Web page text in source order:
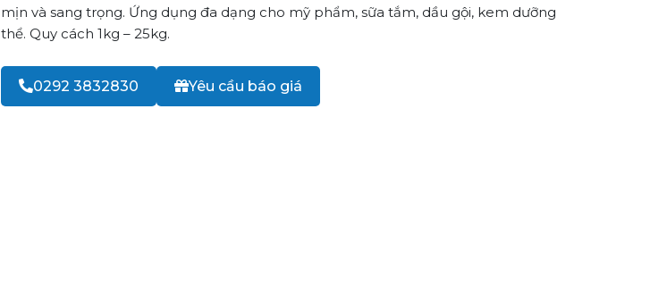
mịn và sang trọng. Ứng dụng đa dạng cho mỹ phẩm, sữa tắm, dầu gội, kem dưỡng
thể. Quy cách 1kg – 25kg.
0292 3832830 Yêu cầu báo giá